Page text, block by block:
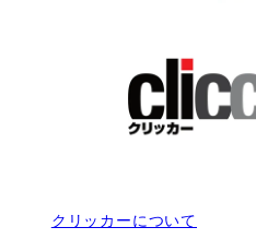
クリッカーについて